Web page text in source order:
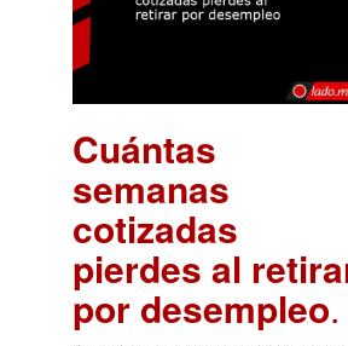
Cuántas
semanas
cotizadas
pierdes al
por desempleo.